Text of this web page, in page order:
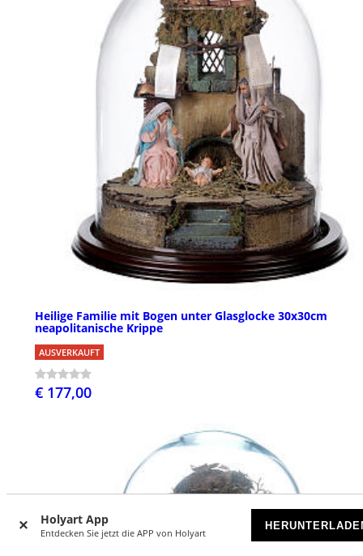
Holyart App
Entdecken Sie jetzt die APP von Holyart
Heilige Familie mit Bogen unter Glasglocke 30x30cm
neapolitanische Krippe
AUSVERKAUFT
€ 177,00